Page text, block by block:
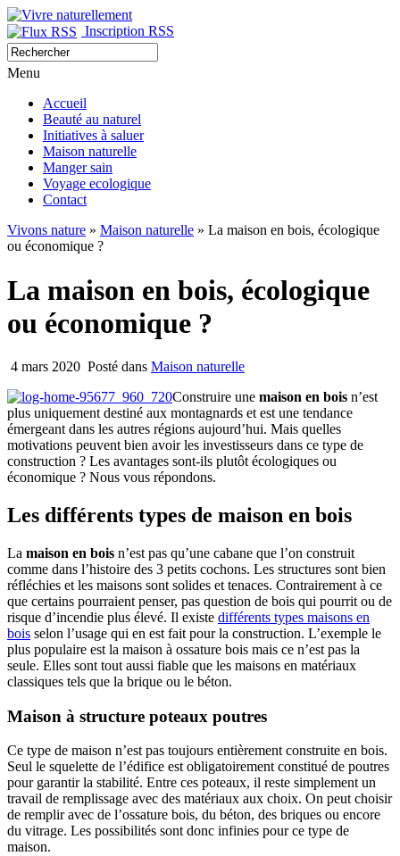
Inscription RSS
Menu
Accueil
Beauté au naturel
Initiatives à saluer
Maison naturelle
Manger sain
Voyage ecologique
Contact
Vivons nature » Maison naturelle » La maison en bois, écologique
ou économique ?
La maison en bois, écologique
ou économique ?
4 mars 2020 Posté dans Maison naturelle
Construire une maison en bois n’est
plus uniquement destiné aux montagnards et est une tendance
émergeant dans les autres régions aujourd’hui. Mais quelles
motivations peuvent bien avoir les investisseurs dans ce type de
construction ? Les avantages sont-ils plutôt écologiques ou
économique ? Nous vous répondons.
Les différents types de maison en bois
La maison en bois n’est pas qu’une cabane que l’on construit
comme dans l’histoire des 3 petits cochons. Les structures sont bien
réfléchies et les maisons sont solides et tenaces. Contrairement à ce
que certains pourraient penser, pas question de bois qui pourrit ou de
risque d’incendie plus élevé. Il existe différents types maisons en
bois selon l’usage qui en est fait pour la construction. L’exemple le
plus populaire est la maison à ossature bois mais ce n’est pas la
seule. Elles sont tout aussi fiable que les maisons en matériaux
classiques tels que la brique ou le béton.
Maison à structure poteaux poutres
Ce type de maison n’est pas toujours entièrement construite en bois.
Seul le squelette de l’édifice est obligatoirement constitué de poutres
pour garantir la stabilité. Entre ces poteaux, il reste simplement un
travail de remplissage avec des matériaux aux choix. On peut choisir
de remplir avec de l’ossature bois, du béton, des briques ou encore
du vitrage. Les possibilités sont donc infinies pour ce type de
maison.